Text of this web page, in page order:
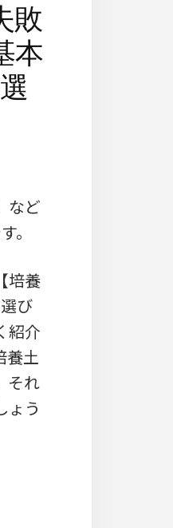
敗
本
など
。
培養
び
紹介
養土
それ
ょう